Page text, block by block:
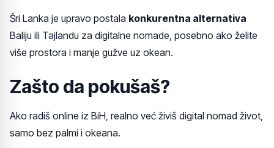
Šri Lanka je upravo postala konkurentna alternativa
Baliju ili Tajlandu za digitalne nomade, posebno ako želite
više prostora i manje gužve uz okean.
Zašto da pokušaš?
Ako radiš online iz BiH, realno već živiš digital nomad život,
samo bez palmi i okeana.